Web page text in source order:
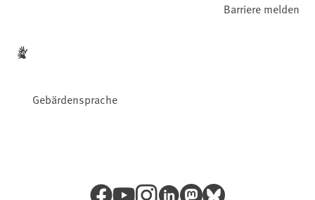
Gebärdensprache
Barriere melden